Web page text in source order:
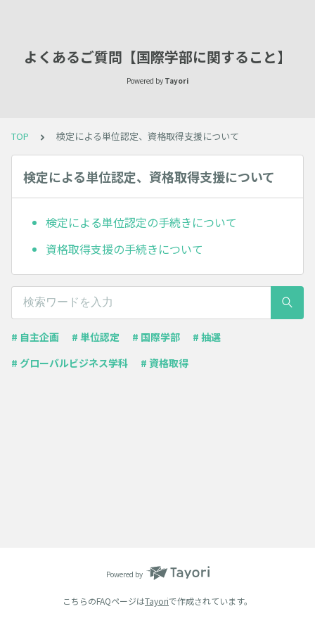
よくあるご質問【国際学部に関すること】
Powered by Tayori
TOP 検定による単位認定、資格取得支援について
検定による単位認定、資格取得支援について
検定による単位認定の手続きについて
資格取得支援の手続きについて
# 自主企画 # 単位認定 # 国際学部
# 抽選
# グローバルビジネス学科
# 資格取得
Powered by
こちらのFAQページはTayoriで作成されています。